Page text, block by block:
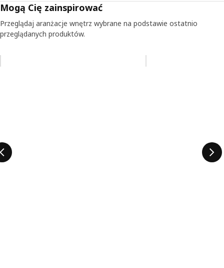
Mogą Cię zainspirować
Przeglądaj aranżacje wnętrz wybrane na podstawie ostatnio
przeglądanych produktów.